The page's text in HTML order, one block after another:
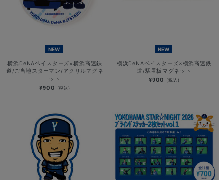
NEW
横浜DeNAベイスターズ×横浜高速鉄
道/ご当地スターマン/アクリルマグネ
ット
¥900 (税込)
NEW
横浜DeNAベイスターズ×横浜高速鉄
道/駅看板マグネット
¥900 (税込)